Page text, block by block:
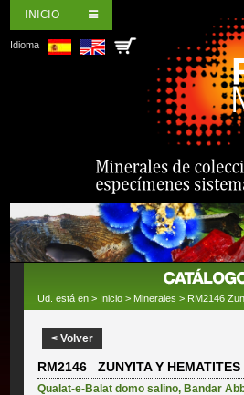
INICIO
Idioma
Ud. está en > Inicio > Minerales > RM2146
< Volver
RM2146 ZUNYITA Y HEMATITES
Qualat-e-Balat domo salino, Bandar